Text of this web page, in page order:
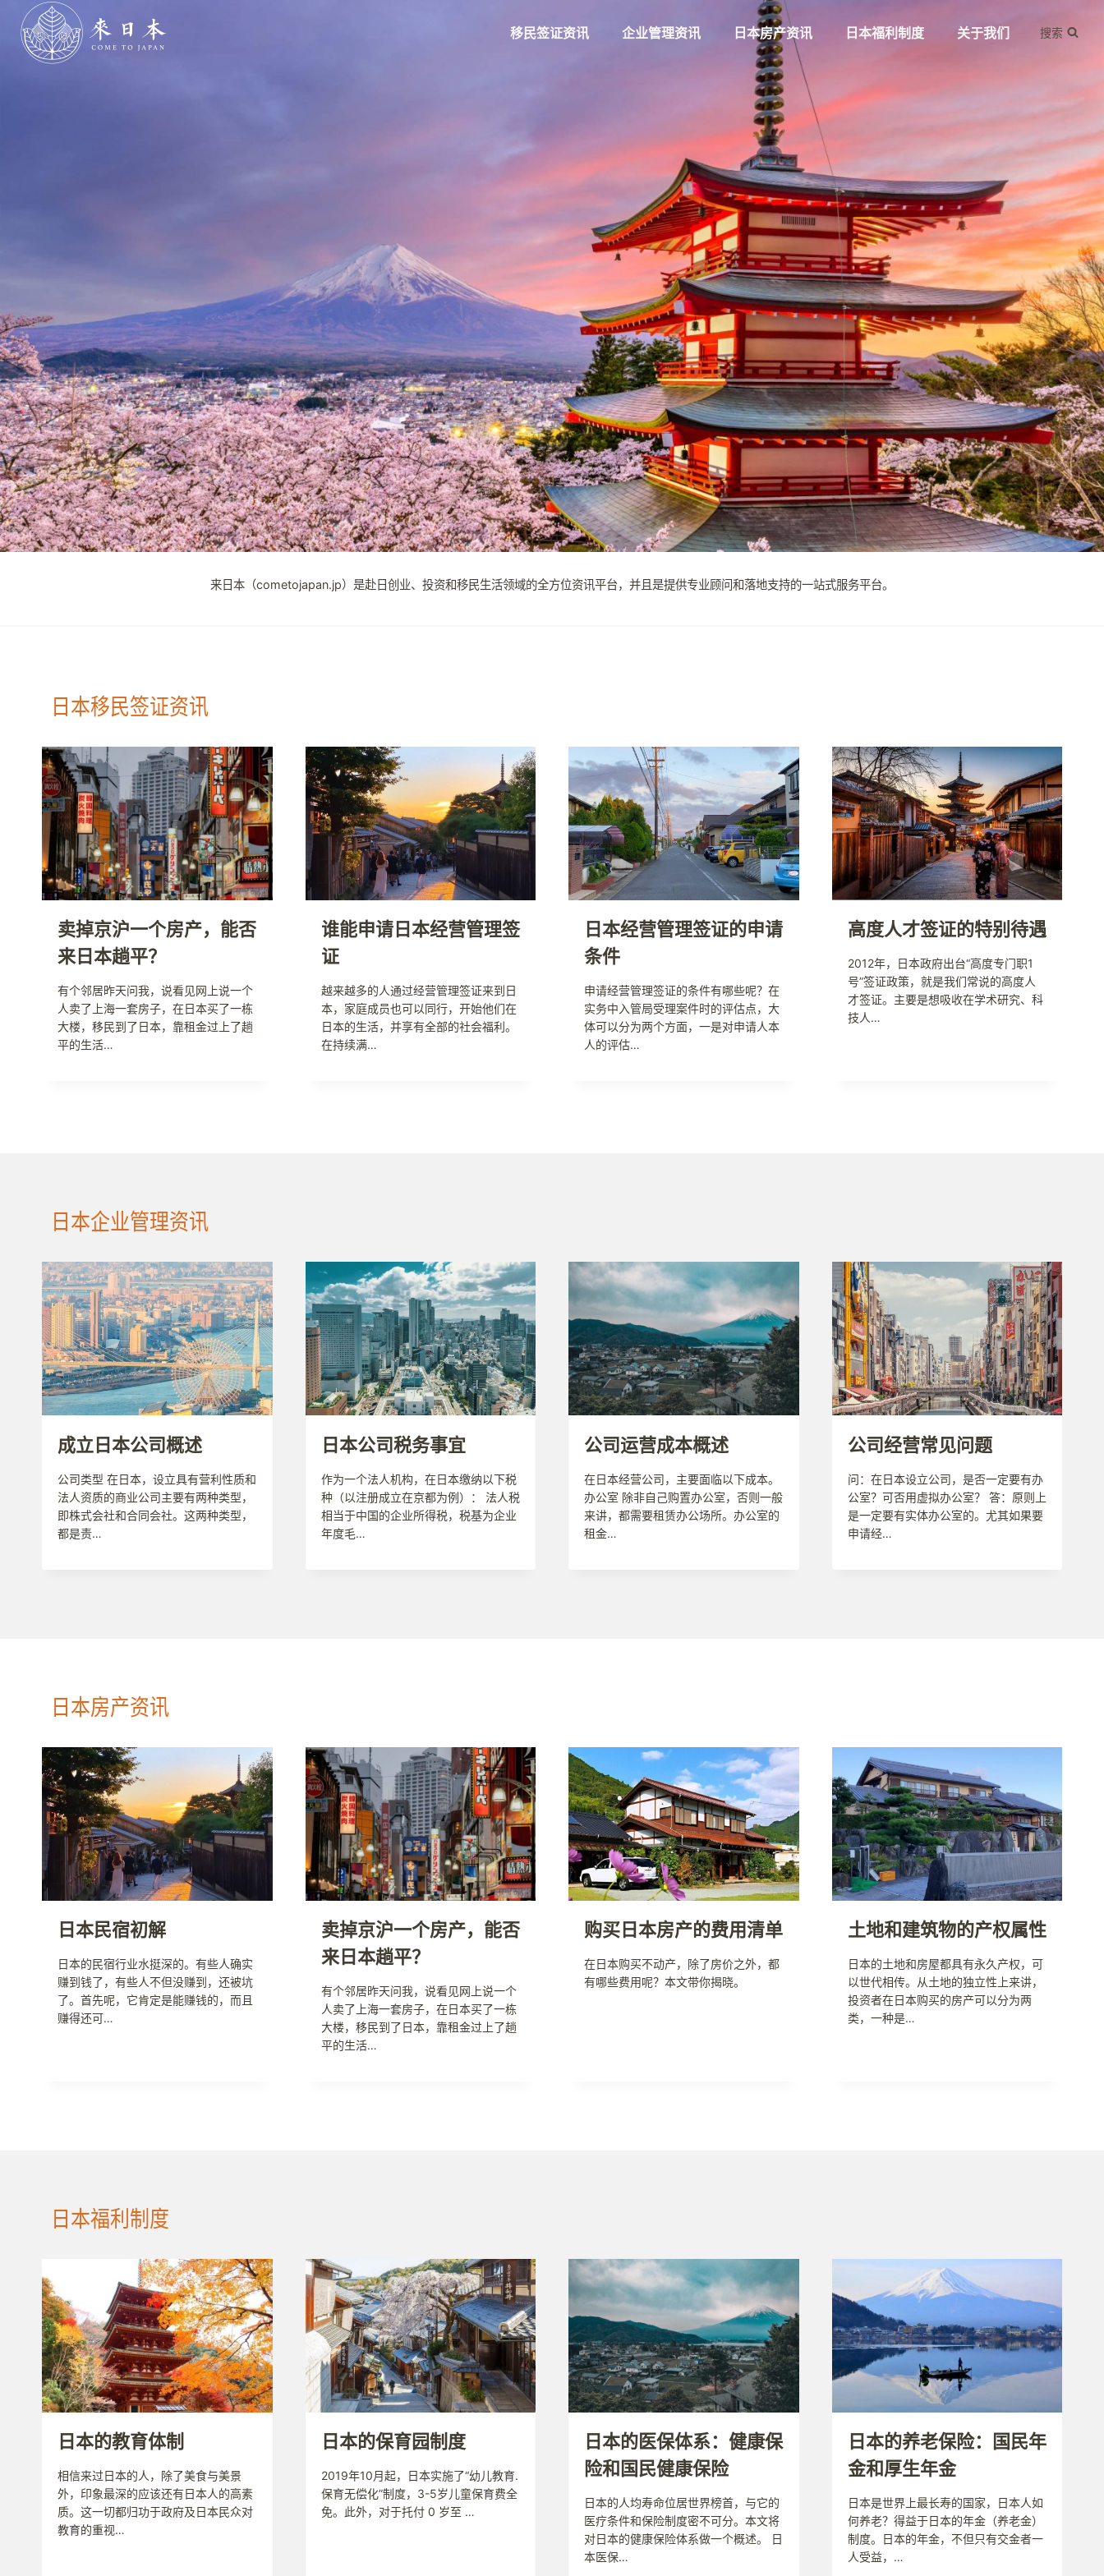
移民签证资讯 企业管理资讯 日本房产资讯 日本福利制度 关于我们 搜索
来日本（cometojapan.jp）是赴日创业、投资和移民生活领域的全方位资讯平台，并且是提供专业顾问和落地支持的一站式服务平台。
日本移民签证资讯
卖掉京沪一个房产，能否
来日本趟平？
有个邻居昨天问我，说看见网上说一个
人卖了上海一套房子，在日本买了一栋
大楼，移民到了日本，靠租金过上了趟
平的生活…
谁能申请日本经营管理签
证
越来越多的人通过经营管理签证来到日
本，家庭成员也可以同行，开始他们在
日本的生活，并享有全部的社会福利。
在持续满…
日本经营管理签证的申请
条件
申请经营管理签证的条件有哪些呢？在
实务中入管局受理案件时的评估点，大
体可以分为两个方面，一是对申请人本
人的评估…
高度人才签证的特别待遇
2012年，日本政府出台“高度专门职1
号”签证政策，就是我们常说的高度人
才签证。主要是想吸收在学术研究、科
技人…
日本企业管理资讯
成立日本公司概述
公司类型 在日本，设立具有营利性质和
法人资质的商业公司主要有两种类型，
即株式会社和合同会社。这两种类型，
都是责…
日本公司税务事宜
作为一个法人机构，在日本缴纳以下税
种（以注册成立在京都为例）： 法人税
相当于中国的企业所得税，税基为企业
年度毛…
公司运营成本概述
在日本经营公司，主要面临以下成本。
办公室 除非自己购置办公室，否则一般
来讲，都需要租赁办公场所。办公室的
租金…
公司经营常见问题
问：在日本设立公司，是否一定要有办
公室？可否用虚拟办公室？ 答：原则上
是一定要有实体办公室的。尤其如果要
申请经…
日本房产资讯
日本民宿初解
日本的民宿行业水挺深的。有些人确实
赚到钱了，有些人不但没赚到，还被坑
了。首先呢，它肯定是能赚钱的，而且
赚得还可…
卖掉京沪一个房产，能否
来日本趟平？
有个邻居昨天问我，说看见网上说一个
人卖了上海一套房子，在日本买了一栋
大楼，移民到了日本，靠租金过上了趟
平的生活…
购买日本房产的费用清单
在日本购买不动产，除了房价之外，都
有哪些费用呢？本文带你揭晓。
土地和建筑物的产权属性
日本的土地和房屋都具有永久产权，可
以世代相传。从土地的独立性上来讲，
投资者在日本购买的房产可以分为两
类，一种是…
日本福利制度
日本的教育体制
相信来过日本的人，除了美食与美景
外，印象最深的应该还有日本人的高素
质。这一切都归功于政府及日本民众对
教育的重视…
日本的保育园制度
2019年10月起，日本实施了“幼儿教育.
保育无偿化”制度，3-5岁儿童保育费全
免。此外，对于托付 0 岁至 …
日本的医保体系：健康保
险和国民健康保险
日本的人均寿命位居世界榜首，与它的
医疗条件和保险制度密不可分。本文将
对日本的健康保险体系做一个概述。 日
本医保…
日本的养老保险：国民年
金和厚生年金
日本是世界上最长寿的国家，日本人如
何养老？得益于日本的年金（养老金）
制度。日本的年金，不但只有交金者一
人受益，…